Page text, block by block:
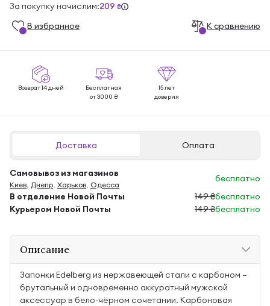
За покупку начислим:209 ₴
В избранноe К сравнению
Возврат 14 дней
Бесплатная
от 3000 ₴
15 лет
доверия
Доставка Оплата
Самовывоз из магазинов
Киев, Днепр, Харьков, Одесса
бесплатно
В отделение Новой Почты
149 ₴бесплатно
Курьером Новой Почты
149 ₴бесплатно
Описание
Запонки Edelberg из нержавеющей стали с карбоном —
брутальный и одновременно аккуратный мужской
аксессуар в бело-чёрном сочетании. Карбоновая